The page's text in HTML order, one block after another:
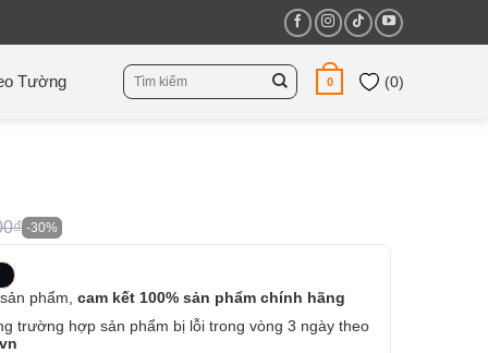
Tường
Tìm
kiếm:
0 (0)
-30%
phẩm, cam kết 100% sản phẩm chính hãng
trường hợp sản phẩm bị lỗi trong vòng 3 ngày theo